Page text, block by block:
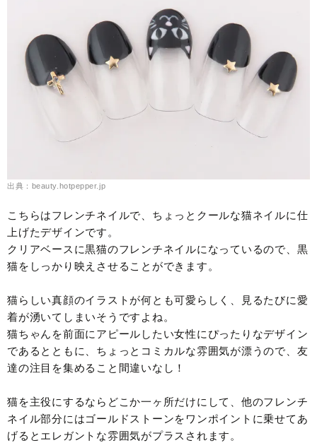
出典：beauty.hotpepper.jp
こちらはフレンチネイルで、ちょっとクールな猫ネイルに仕
上げたデザインです。
クリアベースに黒猫のフレンチネイルになっているので、黒
猫をしっかり映えさせることができます。
猫らしい真顔のイラストが何とも可愛らしく、見るたびに愛
着が湧いてしまいそうですよね。
猫ちゃんを前面にアピールしたい女性にぴったりなデザイン
であるとともに、ちょっとコミカルな雰囲気が漂うので、友
達の注目を集めること間違いなし！
猫を主役にするならどこか一ヶ所だけにして、他のフレンチ
ネイル部分にはゴールドストーンをワンポイントに乗せてあ
げるとエレガントな雰囲気がプラスされます。